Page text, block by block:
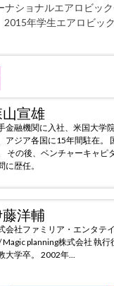
ナショナルエアロビッ
2015年学生エアロビッ
宣雄
金融機関に入社、米国大学
アジア各国に15年間駐在。
その後、ベンチャーキャピ
に歴任。
洋輔
会社ファミリア・エンタテ
Magic planning株式会社 執行
大学卒。 2002年...